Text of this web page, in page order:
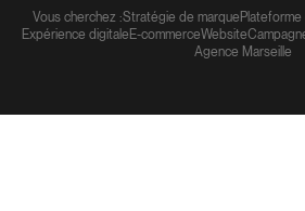
Vous cherchez :Stratégie de marque
Expérience digitale E-commerceWebsite
Agence Marseille